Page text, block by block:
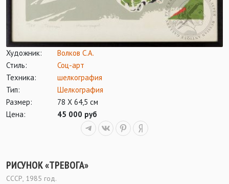
Художник:
Волков С.А.
Стиль:
Соц-арт
Техника:
шелкография
Тип:
Шелкография
Размер:
78 Х 64,5 см
Цена:
45 000 руб
РИСУНОК «ТРЕВОГА»
СССР, 1985 год.